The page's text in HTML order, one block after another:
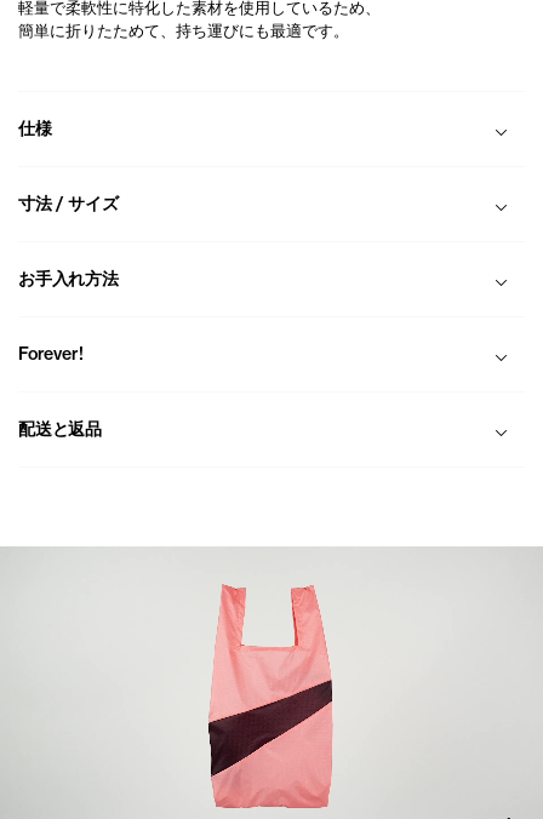
軽量で柔軟性に特化した素材を使用しているため、
簡単に折りたためて、持ち運びにも最適です。
仕様
寸法 / サイズ
お手入れ方法
Forever!
配送と返品